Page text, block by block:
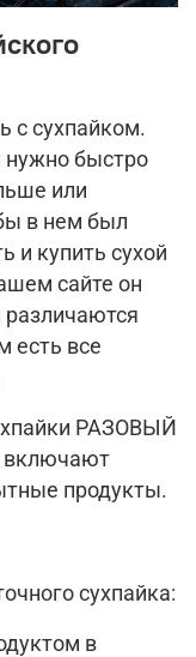
с сухпайком.
нужно быстро
или
в нем был
и купить сухой
сайте он
различаются
есть все
РАЗОВЫЙ
включают
продукты.
сухпайка:
в